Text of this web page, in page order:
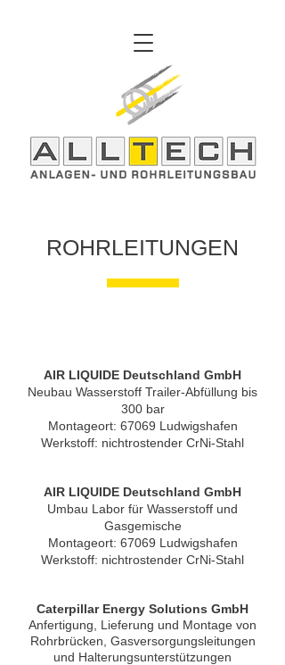
ROHRLEITUNGEN
AIR LIQUIDE Deutschland GmbH
Neubau Wasserstoff Trailer-Abfüllung bis
300 bar
Montageort: 67069 Ludwigshafen
Werkstoff: nichtrostender CrNi-Stahl
AIR LIQUIDE Deutschland GmbH
Umbau Labor für Wasserstoff und
Gasgemische
Montageort: 67069 Ludwigshafen
Werkstoff: nichtrostender CrNi-Stahl
Caterpillar Energy Solutions GmbH
Anfertigung, Lieferung und Montage von
Rohrbrücken, Gasversorgungsleitungen
und Halterungsunterstützungen